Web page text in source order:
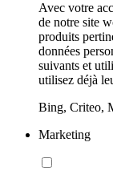
Avec votre
de notre site
produits
données
suivants et
utilisez déjà
Bing, Criteo,
Marketing